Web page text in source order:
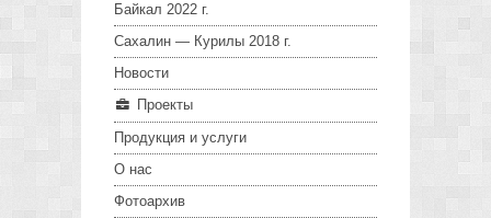
Байкал 2022 г.
Сахалин — Курилы 2018 г.
Новости
Проекты
Продукция и услуги
О нас
Фотоархив